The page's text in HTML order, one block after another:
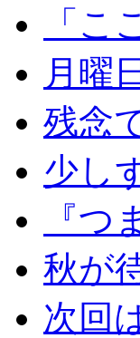
「こ
月曜
残念
少し
『
秋が
次回